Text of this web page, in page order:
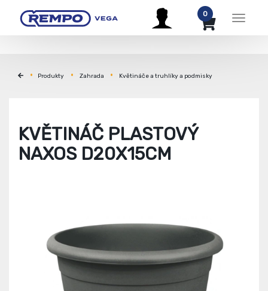
Menu
0
Produkty Zahrada Květináče a truhlíky a podmisky
KVĚTINÁČ PLASTOVÝ
NAXOS D20X15CM